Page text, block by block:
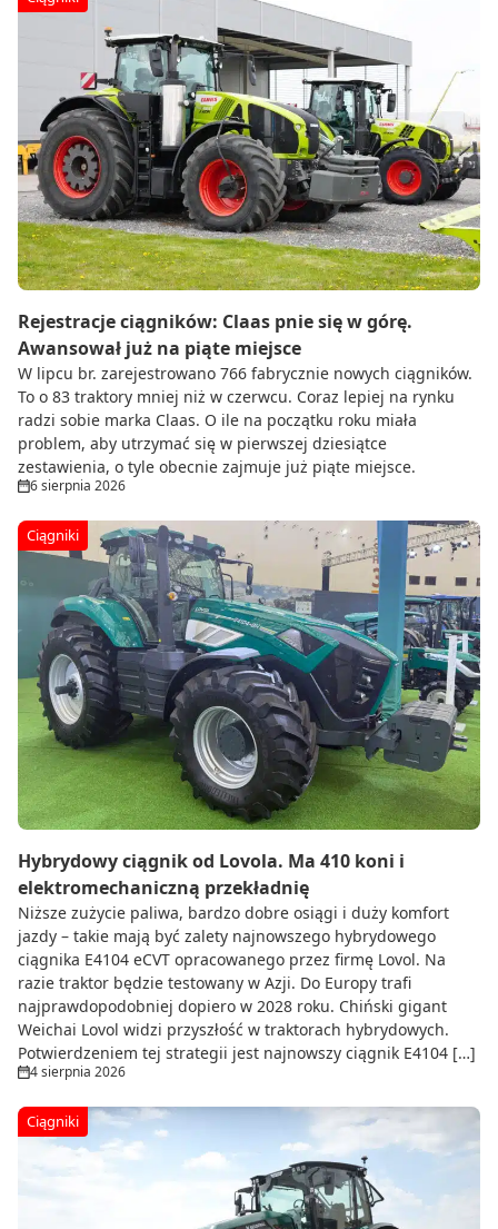
Rejestracje ciągników: Claas pnie się w górę.
Awansował już na piąte miejsce
W lipcu br. zarejestrowano 766 fabrycznie nowych ciągników.
To o 83 traktory mniej niż w czerwcu. Coraz lepiej na rynku
radzi sobie marka Claas. O ile na początku roku miała
problem, aby utrzymać się w pierwszej dziesiątce
zestawienia, o tyle obecnie zajmuje już piąte miejsce.
6 sierpnia 2026
Ciągniki
Hybrydowy ciągnik od Lovola. Ma 410 koni i
elektromechaniczną przekładnię
Niższe zużycie paliwa, bardzo dobre osiągi i duży komfort
jazdy – takie mają być zalety najnowszego hybrydowego
ciągnika E4104 eCVT opracowanego przez firmę Lovol. Na
razie traktor będzie testowany w Azji. Do Europy trafi
najprawdopodobniej dopiero w 2028 roku. Chiński gigant
Weichai Lovol widzi przyszłość w traktorach hybrydowych.
Potwierdzeniem tej strategii jest najnowszy ciągnik E4104 […]
4 sierpnia 2026
Ciągniki